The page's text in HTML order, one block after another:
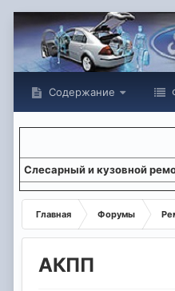
Содержание
Слесарный и кузовной
Главная Форумы
АКПП